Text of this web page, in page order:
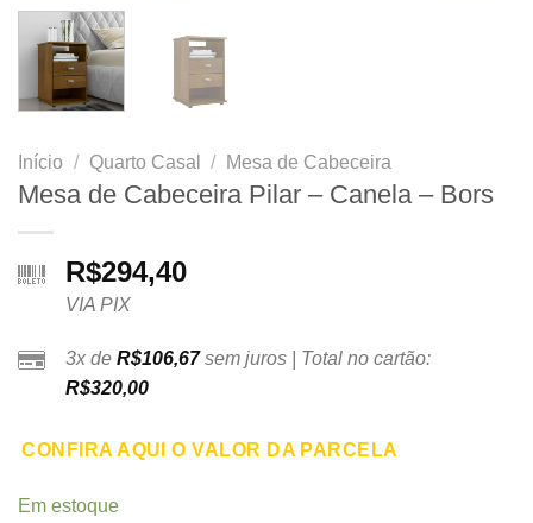
Início / Quarto Casal / Mesa de Cabeceira
Mesa de Cabeceira Pilar – Canela – Bors
R$294,40
VIA PIX
3x de R$106,67sem juros | Total no cartão:
R$320,00
CONFIRA AQUI O VALOR DA PARCELA
Em estoque